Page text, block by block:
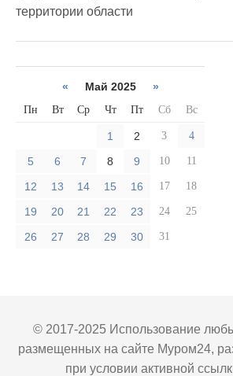
территории области
« Май 2025 »
Пн Вт Ср Чт Пт Сб Вс
1 2 3 4
5 6 7 8 9 10 11
12 13 14 15 16 17 18
19 20 21 22 23 24 25
26 27 28 29 30 31
© 2017-2025 Использование
размещенных на сайте Муром24,
при условии активной